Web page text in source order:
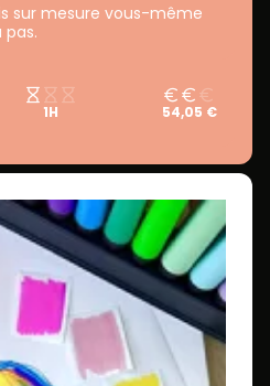
sur mesure vous-même
1H 54,05 €